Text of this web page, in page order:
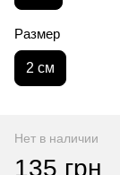
Размер
2 см
Нет в наличии
135 грн